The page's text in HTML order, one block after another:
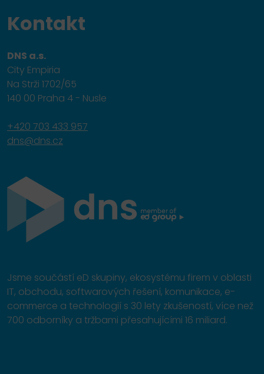
Kontakt
DNS a.s.
City Empiria
Na Strži 1702/65
140 00 Praha 4 - Nusle
+420 703 433 957
dns@dns.cz
Jsme součástí eD skupiny, ekosystému firem v oblasti
IT, obchodu, softwarových řešení, komunikace, e-
commerce a technologií s 30 lety zkušeností, více než
700 odborníky a tržbami přesahujícími 16 miliard.